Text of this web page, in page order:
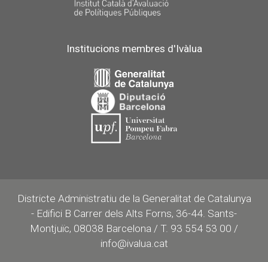
Institucions membres d'Ivàlua
Districte Administratiu de la Generalitat de Catalunya
- Edifici B Carrer dels Alts Forns, 36-44. Sants-
Montjuïc, 08038 Barcelona / T. 93 554 53 00 /
info@ivalua.cat